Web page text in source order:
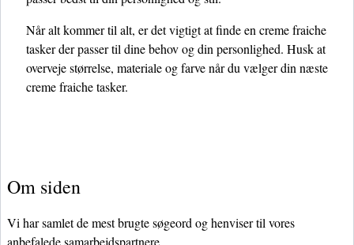
Når alt kommer til alt, er det vigtigt at finde en creme fraiche
tasker der passer til dine behov og din personlighed. Husk at
overveje størrelse, materiale og farve når du vælger din næste
creme fraiche tasker.
Om siden
Vi har samlet de mest brugte søgeord og henviser til vores
anbefalede samarbejdspartnere.